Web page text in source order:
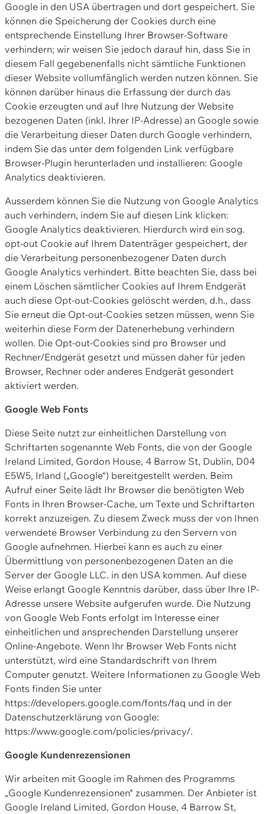
Google in den USA übertragen und dort gespeichert. Sie
können die Speicherung der Cookies durch eine
entsprechende Einstellung Ihrer Browser-Software
verhindern; wir weisen Sie jedoch darauf hin, dass Sie in
diesem Fall gegebenenfalls nicht sämtliche Funktionen
dieser Website vollumfänglich werden nutzen können. Sie
können darüber hinaus die Erfassung der durch das
Cookie erzeugten und auf Ihre Nutzung der Website
bezogenen Daten (inkl. Ihrer IP-Adresse) an Google sowie
die Verarbeitung dieser Daten durch Google verhindern,
indem Sie das unter dem folgenden Link verfügbare
Browser-Plugin herunterladen und installieren: Google
Analytics deaktivieren.
Ausserdem können Sie die Nutzung von Google Analytics
auch verhindern, indem Sie auf diesen Link klicken:
Google Analytics deaktivieren. Hierdurch wird ein sog.
opt-out Cookie auf Ihrem Datenträger gespeichert, der
die Verarbeitung personenbezogener Daten durch
Google Analytics verhindert. Bitte beachten Sie, dass bei
einem Löschen sämtlicher Cookies auf Ihrem Endgerät
auch diese Opt-out-Cookies gelöscht werden, d.h., dass
Sie erneut die Opt-out-Cookies setzen müssen, wenn Sie
weiterhin diese Form der Datenerhebung verhindern
wollen. Die Opt-out-Cookies sind pro Browser und
Rechner/Endgerät gesetzt und müssen daher für jeden
Browser, Rechner oder anderes Endgerät gesondert
aktiviert werden.
Google Web Fonts
Diese Seite nutzt zur einheitlichen Darstellung von
Schriftarten sogenannte Web Fonts, die von der Google
Ireland Limited, Gordon House, 4 Barrow St, Dublin, D04
E5W5, Irland („Google“) bereitgestellt werden. Beim
Aufruf einer Seite lädt Ihr Browser die benötigten Web
Fonts in Ihren Browser-Cache, um Texte und Schriftarten
korrekt anzuzeigen. Zu diesem Zweck muss der von Ihnen
verwendete Browser Verbindung zu den Servern von
Google aufnehmen. Hierbei kann es auch zu einer
Übermittlung von personenbezogenen Daten an die
Server der Google LLC. in den USA kommen. Auf diese
Weise erlangt Google Kenntnis darüber, dass über Ihre IP-
Adresse unsere Website aufgerufen wurde. Die Nutzung
von Google Web Fonts erfolgt im Interesse einer
einheitlichen und ansprechenden Darstellung unserer
Online-Angebote. Wenn Ihr Browser Web Fonts nicht
unterstützt, wird eine Standardschrift von Ihrem
Computer genutzt. Weitere Informationen zu Google Web
Fonts finden Sie unter
https://developers.google.com/fonts/faq und in der
Datenschutzerklärung von Google:
https://www.google.com/policies/privacy/.
Google Kundenrezensionen
Wir arbeiten mit Google im Rahmen des Programms
„Google Kundenrezensionen“ zusammen. Der Anbieter ist
Google Ireland Limited, Gordon House, 4 Barrow St,